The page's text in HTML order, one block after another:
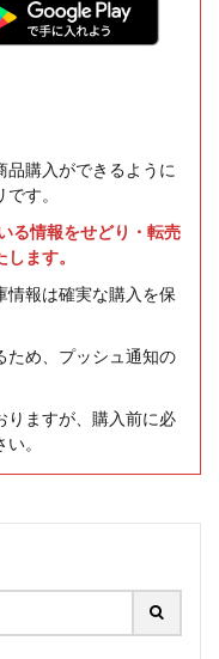
購入ができるように
す。
る情報をせどり・転売
ます。
情報は確実な購入を保
ため、プッシュ通知の
りますが、購入前に必
。